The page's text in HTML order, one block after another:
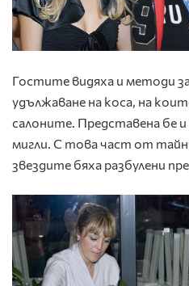
Гостите видяха и методи
удължаване на коса, на
салоните. Представена бе
мигли. С това част от
звездите бяха разбулени